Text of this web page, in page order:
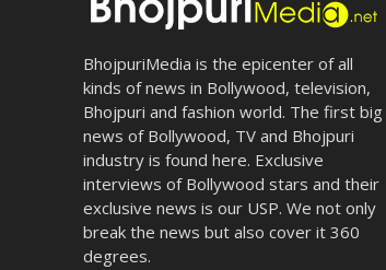
BhojpuriMedia is the epicenter of all
kinds of news in Bollywood, television,
Bhojpuri and fashion world. The first big
news of Bollywood, TV and Bhojpuri
industry is found here. Exclusive
interviews of Bollywood stars and their
exclusive news is our USP. We not only
break the news but also cover it 360
degrees.